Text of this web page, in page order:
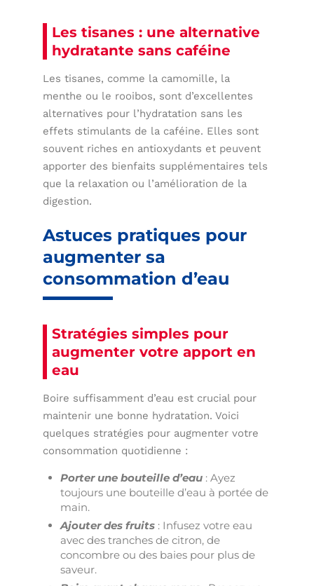
Les tisanes : une alternative
hydratante sans caféine
Les tisanes, comme la camomille, la
menthe ou le rooibos, sont d’excellentes
alternatives pour l’hydratation sans les
effets stimulants de la caféine. Elles sont
souvent riches en antioxydants et peuvent
apporter des bienfaits supplémentaires tels
que la relaxation ou l’amélioration de la
digestion.
Astuces pratiques pour
augmenter sa
consommation d’eau
Stratégies simples pour
augmenter votre apport en
eau
Boire suffisamment d’eau est crucial pour
maintenir une bonne hydratation. Voici
quelques stratégies pour augmenter votre
consommation quotidienne :
Porter une bouteille d’eau : Ayez
toujours une bouteille d’eau à portée de
main.
Ajouter des fruits : Infusez votre eau
avec des tranches de citron, de
concombre ou des baies pour plus de
saveur.